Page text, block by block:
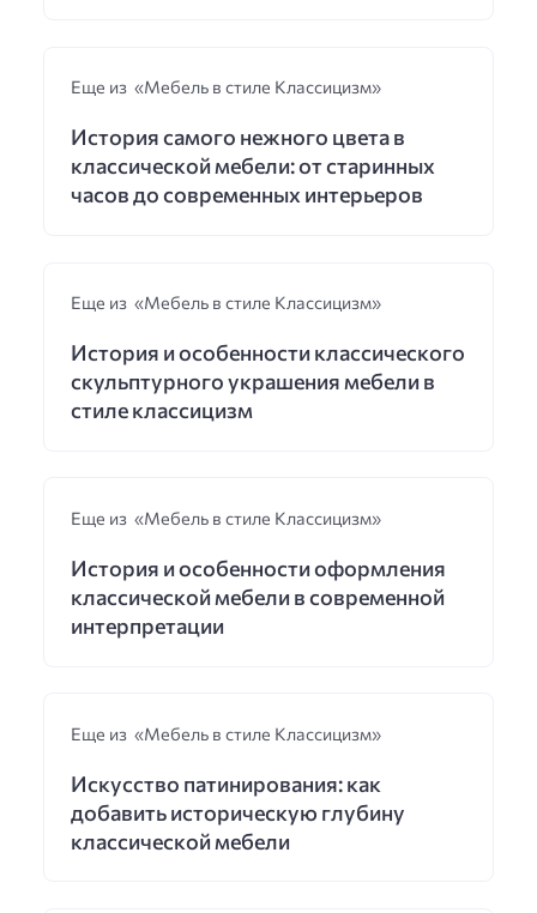
Еще из «Мебель в стиле Классицизм»
История самого нежного цвета в
классической мебели: от старинных
часов до современных интерьеров
Еще из «Мебель в стиле Классицизм»
История и особенности классического
скульптурного украшения мебели в
стиле классицизм
Еще из «Мебель в стиле Классицизм»
История и особенности оформления
классической мебели в современной
интерпретации
Еще из «Мебель в стиле Классицизм»
Искусство патинирования: как
добавить историческую глубину
классической мебели